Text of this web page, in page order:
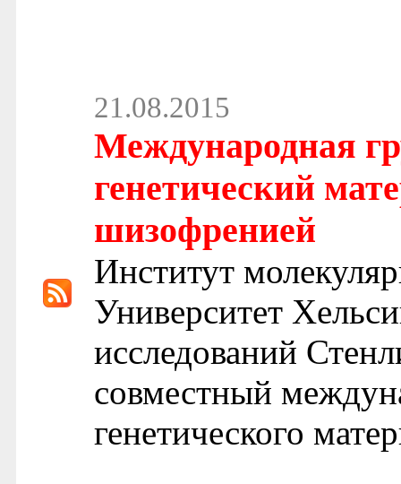
21.08.2015
Международная
генетический
шизофренией
Институт
Университет
исследований
совместный
генетического